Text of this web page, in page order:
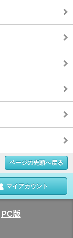
ページの先頭へ戻る
マイアカウント
PC版